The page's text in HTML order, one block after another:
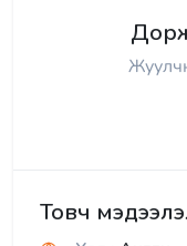
Товч